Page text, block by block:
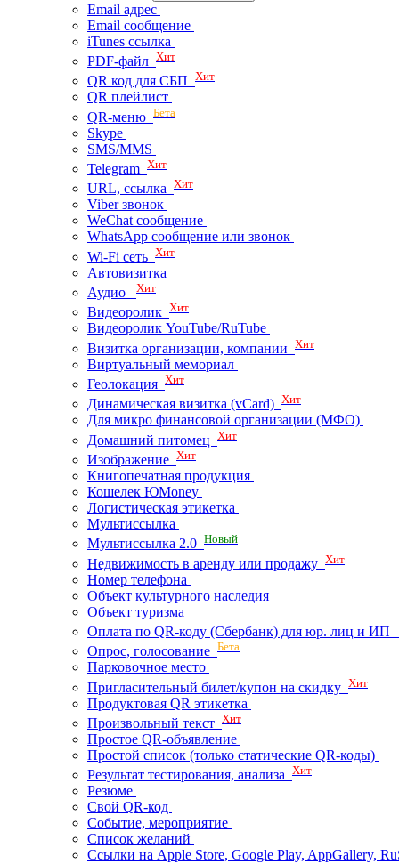
Email адрес
Email сообщение
iTunes ссылка
PDF-файл Хит
QR код для СБП Хит
QR плейлист
QR-меню Бета
Skype
SMS/MMS
Telegram Хит
URL, ссылка Хит
Viber звонок
WeChat сообщение
WhatsApp сообщение или звонок
Wi-Fi сеть Хит
Автовизитка
Аудио Хит
Видеоролик Хит
Видеоролик YouTube/RuTube
Визитка организации, компании Хит
Виртуальный мемориал
Геолокация Хит
Динамическая визитка (vCard) Хит
Для микро финансовой организации (МФО)
Домашний питомец Хит
Изображение Хит
Книгопечатная продукция
Кошелек ЮMoney
Логистическая этикетка
Мультиссылка
Мультиссылка 2.0 Новый
Недвижимость в аренду или продажу Хит
Номер телефона
Объект культурного наследия
Объект туризма
Оплата по QR-коду (Сбербанк) для юр. лиц и ИП
Опрос, голосование Бета
Парковочное место
Пригласительный билет/купон на скидку Хит
Продуктовая QR этикетка
Произвольный текст Хит
Простое QR-объявление
Простой список (только статические QR-коды)
Результат тестирования, анализа Хит
Резюме
Свой QR-код
Событие, мероприятие
Список желаний
Ссылки на Apple Store, Google Play, AppGallery,